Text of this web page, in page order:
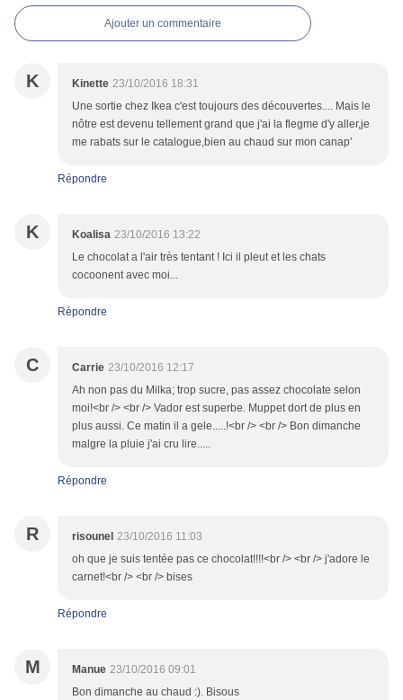
Ajouter un commentaire
K Kinette 23/10/2016 18:31
Une sortie chez Ikea c'est toujours des découvertes.... Mais le
nôtre est devenu tellement grand que j'ai la flegme d'y aller,je
me rabats sur le catalogue,bien au chaud sur mon canap'
Répondre
K Koalisa 23/10/2016 13:22
Le chocolat a l'air très tentant ! Ici il pleut et les chats
cocoonent avec moi...
Répondre
C Carrie 23/10/2016 12:17
Ah non pas du Milka; trop sucre, pas assez chocolate selon
moi!<br /> <br /> Vador est superbe. Muppet dort de plus en
plus aussi. Ce matin il a gele.....!<br /> <br /> Bon dimanche
malgre la pluie j'ai cru lire.....
Répondre
R risounel 23/10/2016 11:03
oh que je suis tentée pas ce chocolat!!!!<br /> <br /> j'adore le
carnet!<br /> <br /> bises
Répondre
M Manue 23/10/2016 09:01
Bon dimanche au chaud :). Bisous